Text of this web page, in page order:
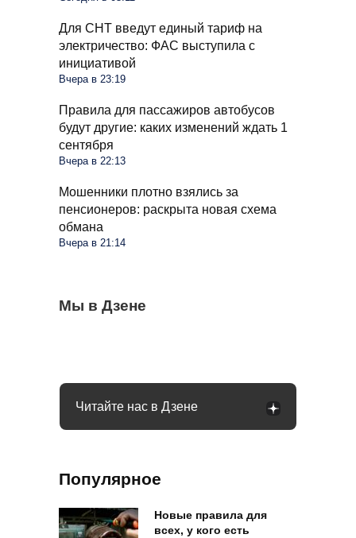
Для СНТ введут единый тариф на
электричество: ФАС выступила с
инициативой
Вчера в 23:19
Правила для пассажиров автобусов
будут другие: каких изменений ждать 1
сентября
Вчера в 22:13
Мошенники плотно взялись за
пенсионеров: раскрыта новая схема
обмана
Вчера в 21:14
Мы в Дзене
Через сколько дней после дождя идти в
лес за грибами: что говорят опытные
Гаишник попросил «дунуть» в трубочку:
Плацкарты в РЖД теперь другие: что
Читайте нас в Дзене
Популярное
Новые правила для
всех, у кого есть